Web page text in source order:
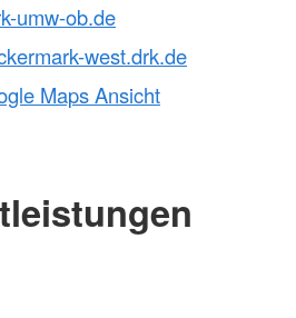
umw-ob.de
west.drk.de
Maps Ansicht